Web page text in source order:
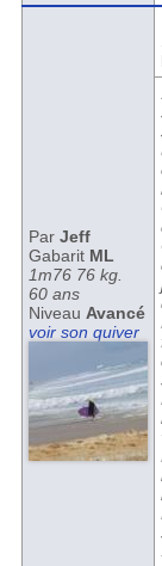
Par Jeff
Gabarit ML
1m76 76 kg.
60 ans
Niveau Avancé
voir son quiver